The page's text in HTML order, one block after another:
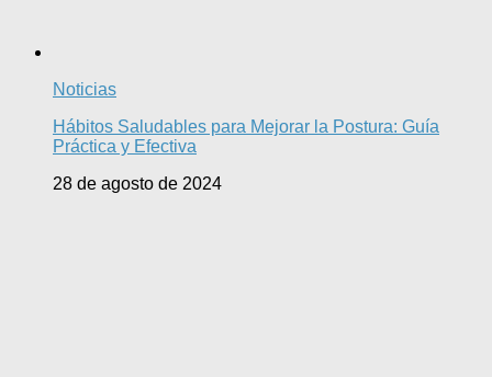
Noticias
Hábitos Saludables para Mejorar la Postura: Guía
Práctica y Efectiva
28 de agosto de 2024